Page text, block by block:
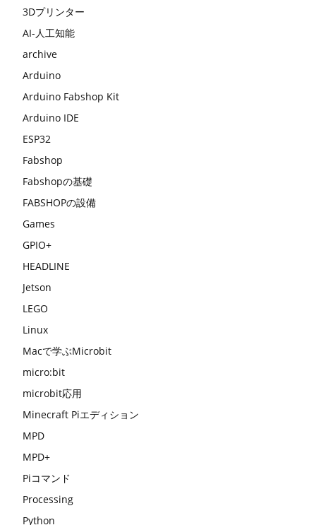
3Dプリンター
AI-人工知能
archive
Arduino
Arduino Fabshop Kit
Arduino IDE
ESP32
Fabshop
Fabshopの基礎
FABSHOPの設備
Games
GPIO+
HEADLINE
Jetson
LEGO
Linux
Macで学ぶMicrobit
micro:bit
microbit応用
Minecraft Piエディション
MPD
MPD+
Piコマンド
Processing
Python